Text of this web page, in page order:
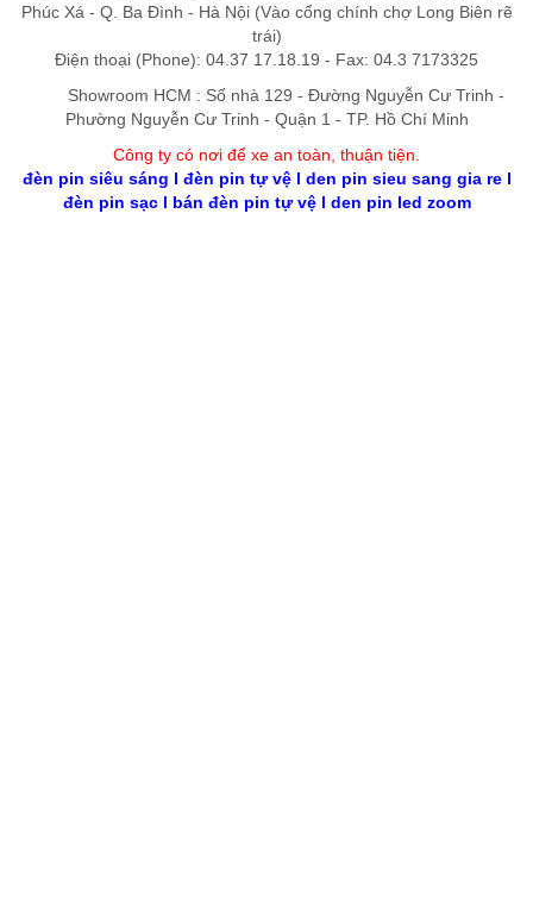
Phúc Xá - Q. Ba Đình - Hà Nội (Vào cổng chính chợ Long Biên rẽ
trái)
Điện thoại (Phone): 04.37 17.18.19 - Fax: 04.3 7173325
Showroom HCM : Số nhà 129 - Đường Nguyễn Cư Trinh -
Phường Nguyễn Cư Trinh - Quận 1 - TP. Hồ Chí Minh
Công ty có nơi để xe an toàn, thuận tiện
đèn pin siêu sáng l đèn pin tự vệl den pin sieu sang gia rel
đèn pin sạcl bán đèn pin tự vệl den pin led zoom